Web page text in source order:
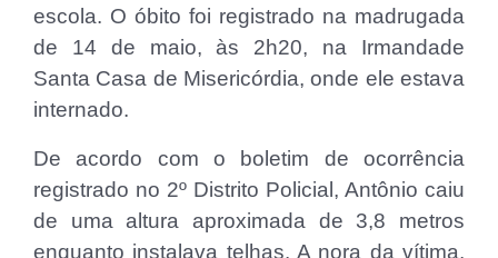
escola. O óbito foi registrado na madrugada
de 14 de maio, às 2h20, na Irmandade
Santa Casa de Misericórdia, onde ele estava
internado.
De acordo com o boletim de ocorrência
registrado no 2º Distrito Policial, Antônio caiu
de uma altura aproximada de 3,8 metros
enquanto instalava telhas. A nora da vítima,